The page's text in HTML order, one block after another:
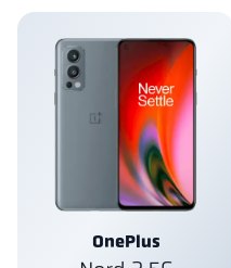
OnePlus